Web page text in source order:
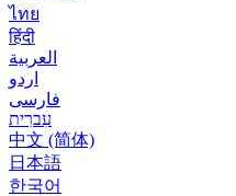
ไทย
हिंदी
العربية
اردو
فارسی
עִברִית
中文 (简体)
日本語
한국어